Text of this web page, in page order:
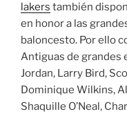
lakers también
en honor a las
baloncesto. Por ello
Antiguas de grandes
Jordan, Larry Bird,
Dominique Wilkins,
Shaquille O’Neal,